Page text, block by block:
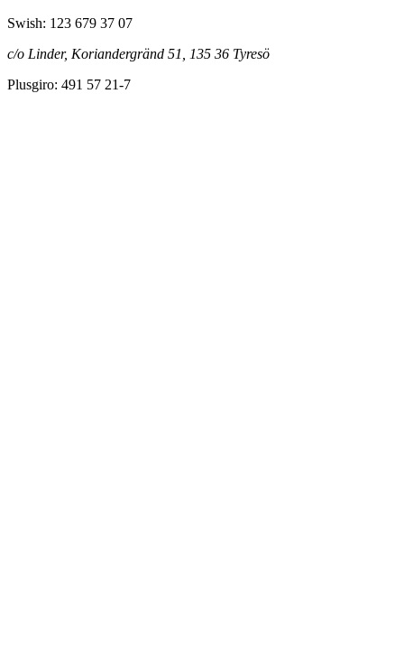
Swish: 123 679 37 07
c/o Linder, Koriandergränd 51, 135 36 Tyresö
Plusgiro: 491 57 21-7